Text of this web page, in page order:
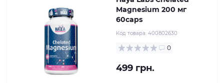
Magnesium 200 мг
60caps
Код товара: 400802630
0
499 грн.